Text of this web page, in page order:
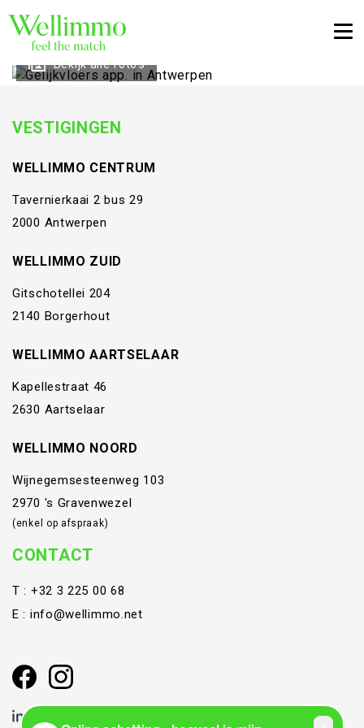
Bekijk alle foto's
VESTIGINGEN
WELLIMMO CENTRUM
Tavernierkaai 2 bus 29
2000 Antwerpen
WELLIMMO ZUID
Gitschotellei 204
2140 Borgerhout
WELLIMMO AARTSELAAR
Kapellestraat 46
2630 Aartselaar
WELLIMMO NOORD
Wijnegemsesteenweg 103
2970 's Gravenwezel
(enkel op afspraak)
CONTACT
T : +32 3 225 00 68
E : info@wellimmo.net